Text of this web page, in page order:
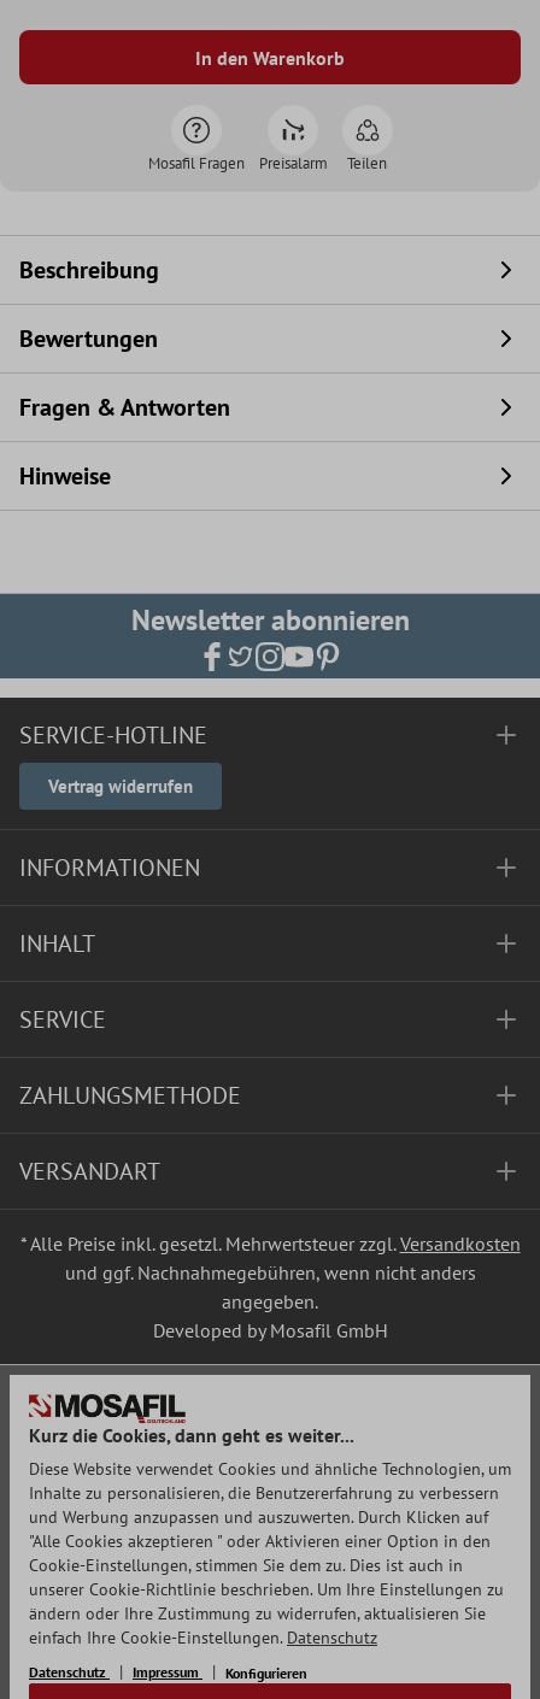
In den Warenkorb
Mosafil Fragen Preisalarm Teilen
Beschreibung
Bewertungen
Fragen & Antworten
Hinweise
Newsletter abonnieren
SERVICE-HOTLINE
Vertrag widerrufen
INFORMATIONEN
INHALT
SERVICE
ZAHLUNGSMETHODE
VERSANDART
* Alle Preise inkl. gesetzl. Mehrwertsteuer zzgl.Versandkosten
und ggf. Nachnahmegebühren, wenn nicht anders
angegeben.
Developed by Mosafil GmbH
Kurz die Cookies, dann geht es weiter...
Diese Website verwendet Cookies und ähnliche Technologien, um
Inhalte zu personalisieren, die Benutzererfahrung zu verbessern
und Werbung anzupassen und auszuwerten. Durch Klicken auf
"Alle Cookies akzeptieren " oder Aktivieren einer Option in den
Cookie-Einstellungen, stimmen Sie dem zu. Dies ist auch in
unserer Cookie-Richtlinie beschrieben. Um Ihre Einstellungen zu
ändern oder Ihre Zustimmung zu widerrufen, aktualisieren Sie
einfach Ihre Cookie-Einstellungen. Datenschutz
Datenschutz Impressum Konfigurieren